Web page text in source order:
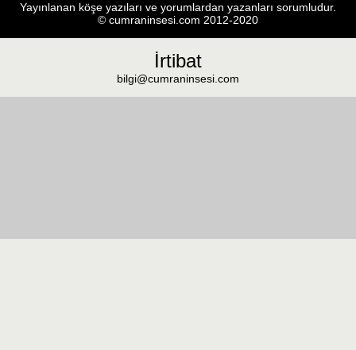
Yayınlanan köşe yazıları ve yorumlardan yazanları sorumludur.
© cumraninsesi.com 2012-2020
İrtibat
bilgi@cumraninsesi.com